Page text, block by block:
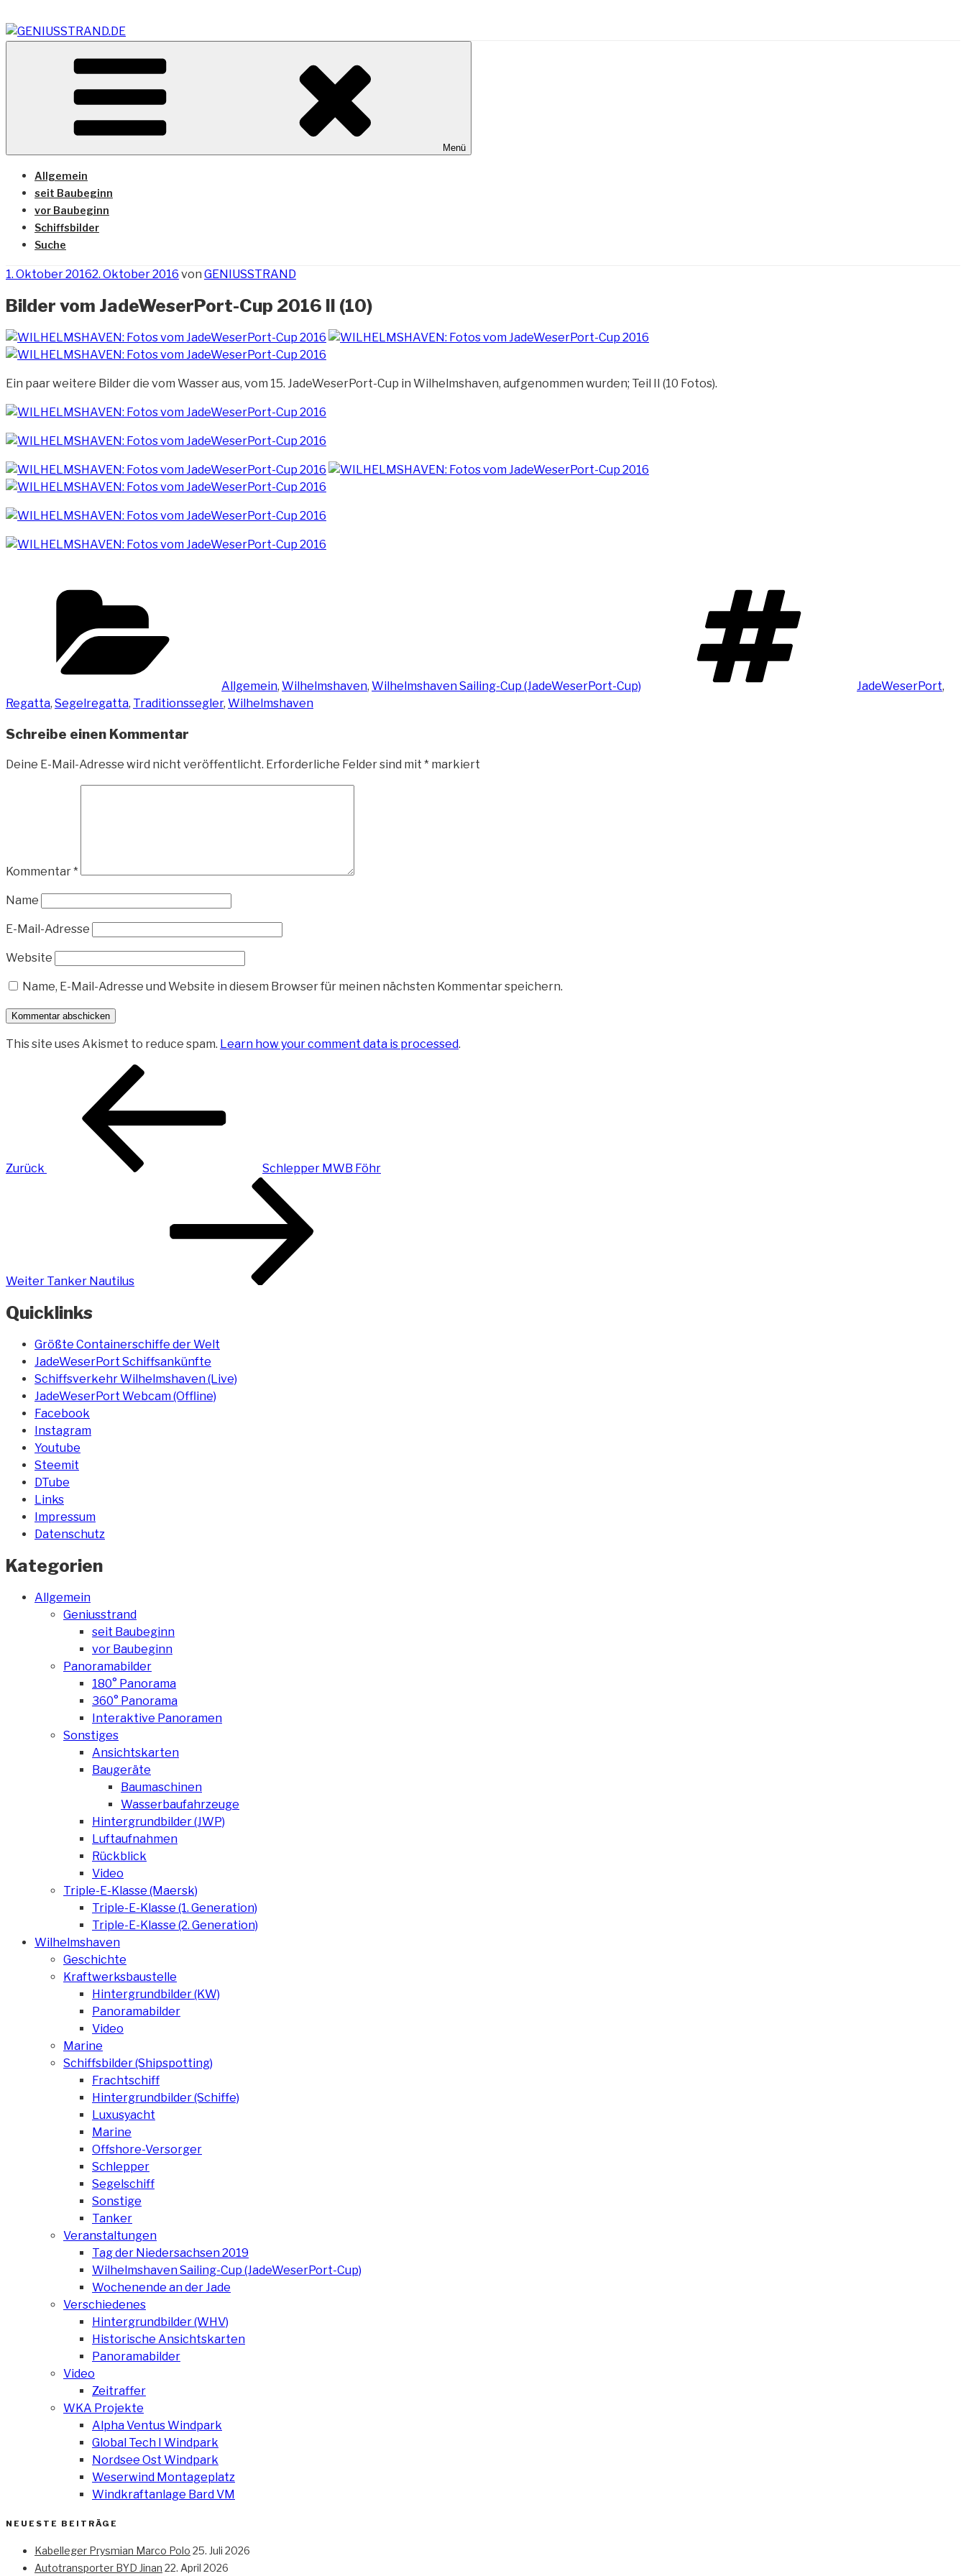
Inhalt
springen
GENIUSSTRAND.DE
Vom Geniusstrand zum JadeWeserPort/Container Terminal Wilhelmshaven
Menü
Allgemein
seit Baubeginn
vor Baubeginn
Schiffsbilder
Suche
Veröffentlicht
1. Oktober 20162. Oktober 2016 von GENIUSSTRAND
Bilder vom JadeWeserPort-Cup 2016 II (10)
Ein paar weitere Bilder die vom Wasser aus, vom 15. JadeWeserPort-Cup in Wilhelmshaven, aufgenommen wurden; Teil II (10 Fotos).
Allgemein, Wilhelmshaven, Wilhelmshaven Sailing-Cup (JadeWeserPort-Cup) JadeWeserPort,
Regatta, Segelregatta, Traditionssegler, Wilhelmshaven
Schreibe einen Kommentar
Deine E-Mail-Adresse wird nicht veröffentlicht. Erforderliche Felder sind mit * markiert
Kommentar*
Name
E-Mail-Adresse
Website
Name, E-Mail-Adresse und Website in diesem Browser für meinen nächsten Kommentar speichern.
This site uses Akismet to reduce spam. Learn how your comment data is processed.
Beitragsnavigation
Zurück
Schlepper MWB Föhr
Weiter Tanker Nautilus
Quicklinks
Größte Containerschiffe der Welt
JadeWeserPort Schiffsankünfte
Schiffsverkehr Wilhelmshaven (Live)
JadeWeserPort Webcam (Offline)
Facebook
Instagram
Youtube
Steemit
DTube
Links
Impressum
Datenschutz
Kategorien
Allgemein
Geniusstrand
seit Baubeginn
vor Baubeginn
Panoramabilder
180° Panorama
360° Panorama
Interaktive Panoramen
Sonstiges
Ansichtskarten
Baugeräte
Baumaschinen
Wasserbaufahrzeuge
Hintergrundbilder (JWP)
Luftaufnahmen
Rückblick
Video
Triple-E-Klasse (Maersk)
Triple-E-Klasse (1. Generation)
Triple-E-Klasse (2. Generation)
Wilhelmshaven
Geschichte
Kraftwerksbaustelle
Hintergrundbilder (KW)
Panoramabilder
Video
Marine
Schiffsbilder (Shipspotting)
Frachtschiff
Hintergrundbilder (Schiffe)
Luxusyacht
Marine
Offshore-Versorger
Schlepper
Segelschiff
Sonstige
Tanker
Veranstaltungen
Tag der Niedersachsen 2019
Wilhelmshaven Sailing-Cup (JadeWeserPort-Cup)
Wochenende an der Jade
Verschiedenes
Hintergrundbilder (WHV)
Historische Ansichtskarten
Panoramabilder
Video
Zeitraffer
WKA Projekte
Alpha Ventus Windpark
Global Tech I Windpark
Nordsee Ost Windpark
Weserwind Montageplatz
Windkraftanlage Bard VM
NEUESTE BEITRÄGE
Kabelleger Prysmian Marco Polo 25. Juli 2026
Autotransporter BYD Jinan 22. April 2026